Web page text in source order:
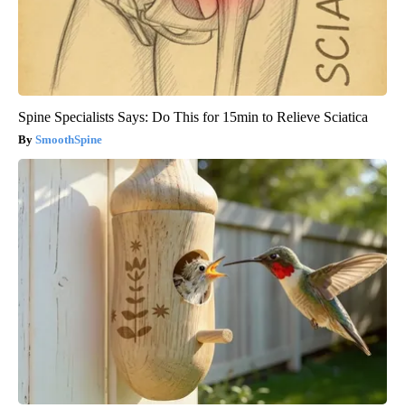
Spine Specialists Says: Do This for 15min to Relieve Sciatica
SmoothSpine